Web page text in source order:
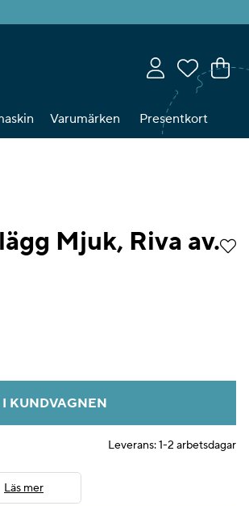
.
Varumärken Presentkort
Mjuk, Riva av.
I KUNDVAGNEN
Leverans:1-2 arbetsdagar
Läs mer